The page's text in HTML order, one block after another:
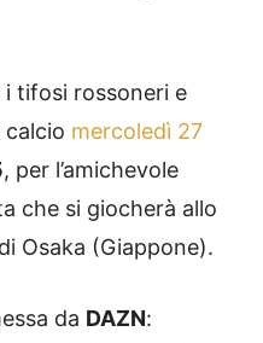
tifosi rossoneri e
calcio mercoledì 27
, per l’amichevole
che si giocherà allo
Osaka (Giappone).
da DAZN: